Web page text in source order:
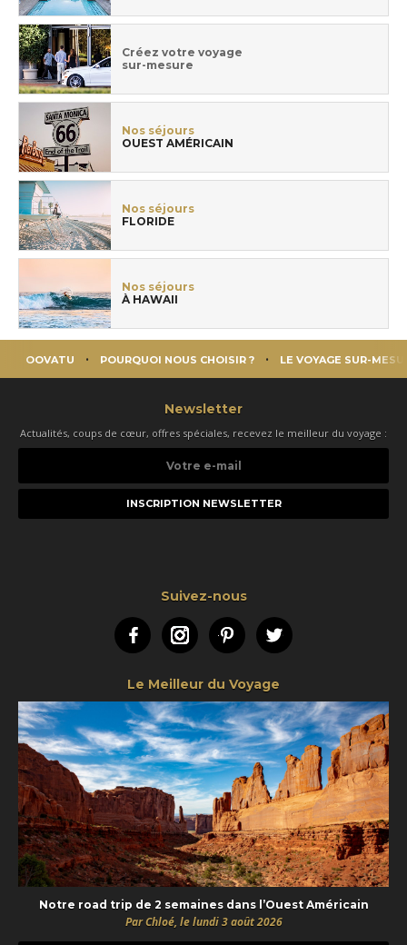
Créez votre voyage
sur-mesure
Nos séjours
OUEST AMÉRICAIN
Nos séjours
FLORIDE
Nos séjours
À HAWAII
OOVATU POURQUOI NOUS CHOISIR ? LE VOYAGE SUR-
Newsletter
Actualités, coups de cœur, offres spéciales, recevez le meilleur du voyage :
e-
Suivez-nous
FacebookInstagramPinterestTwitter
Le Meilleur du Voyage
Notre road trip de 2 semaines dans l’Ouest Américain
Par Chloé, le lundi 3 août 2026